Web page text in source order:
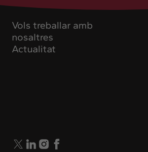
Vols treballar amb
nosaltres
Actualitat